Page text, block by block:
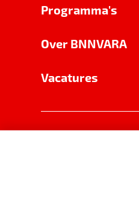
Programma's
Over BNNVARA
Vacatures